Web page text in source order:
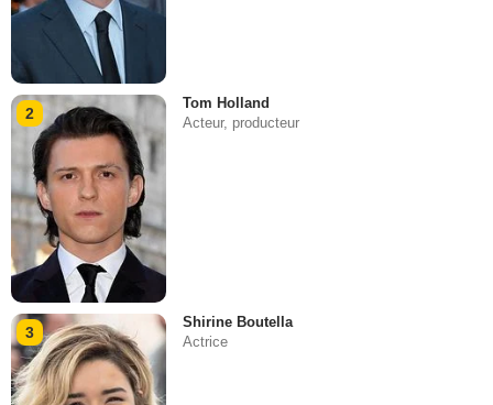
2
Tom Holland
Acteur, producteur
3
Shirine Boutella
Actrice